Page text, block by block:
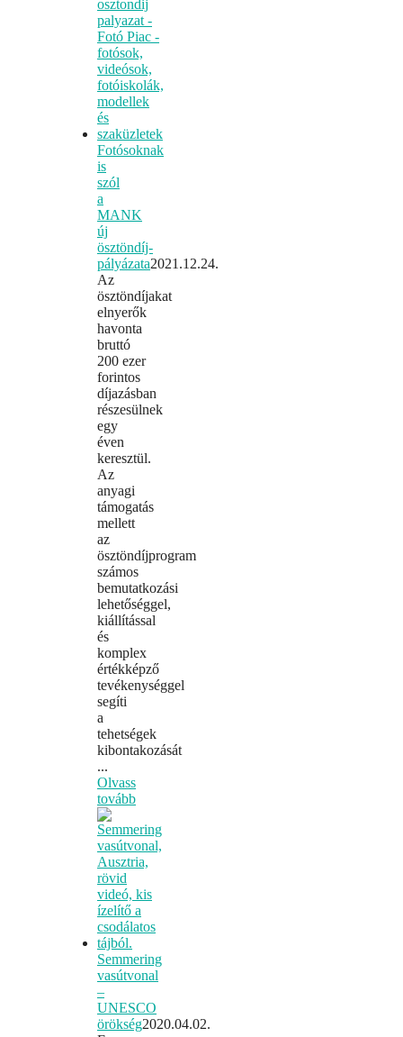
Fotósoknak
is
szól
a
MANK
új
ösztöndíj-
pályázata2021.12.24.
Az
ösztöndíjakat
elnyerők
havonta
bruttó
200 ezer
forintos
díjazásban
részesülnek
egy
éven
keresztül.
Az
anyagi
támogatás
mellett
az
ösztöndíjprogram
számos
bemutatkozási
lehetőséggel,
kiállítással
és
komplex
értékképző
tevékenységgel
segíti
a
tehetségek
kibontakozását
...
Olvass
tovább
Semmering
vasútvonal
–
UNESCO
örökség2020.04.02.